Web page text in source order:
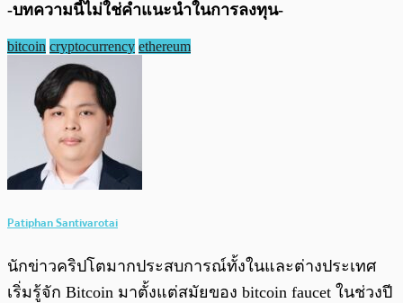
-บทความนี้ไม่ใช่คำแนะนำในการลงทุน-
bitcoin cryptocurrency ethereum
Patiphan Santivarotai
นักข่าวคริปโตมากประสบการณ์ทั้งในและต่างประเทศ
เริ่มรู้จัก Bitcoin มาตั้งแต่สมัยของ bitcoin faucet ในช่วงปี